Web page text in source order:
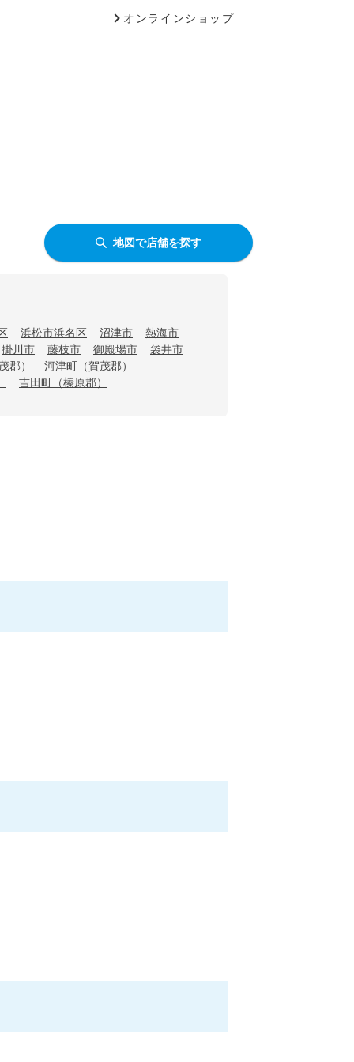
オンラインショップ
地図で店舗を探す
浜松市浜名区 沼津市
熱海市
掛川市
藤枝市 御殿場市
袋井市
郡）
河津町（賀茂郡）
吉田町（榛原郡）